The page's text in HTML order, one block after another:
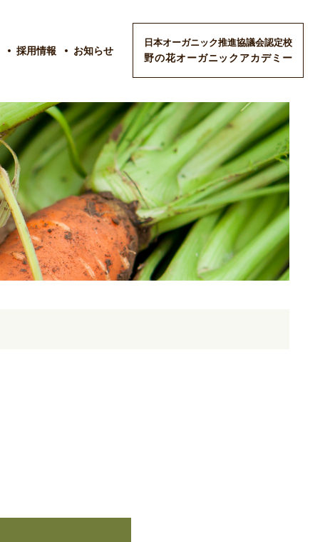
採用情報 お知らせ
日本オーガニック推進協議会認定校
野の花オーガニックアカデミー